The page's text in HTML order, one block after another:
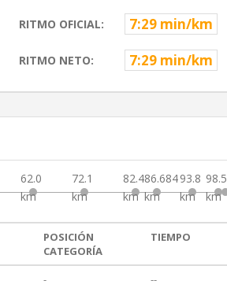
RITMO OFICIAL: 7:29 min/km
RITMO NETO: 7:29 min/km
62.0
km
72.1
km
82.4
km
86.684
km
93.8
km
98.5
km
POSICIÓN
CATEGORÍA
TIEMPO
-
--